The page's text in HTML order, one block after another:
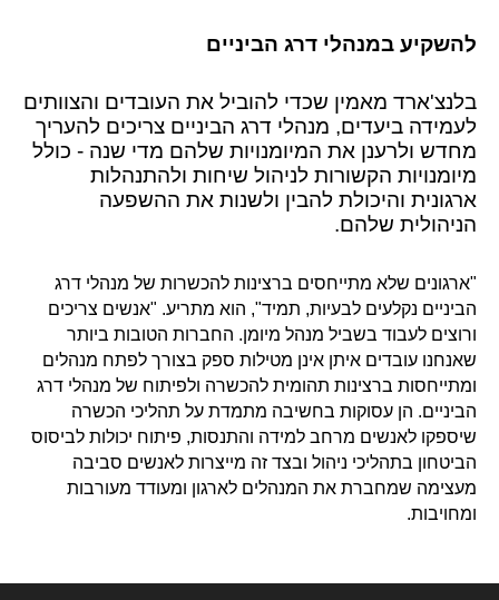
להשקיע במנהלי דרג הביניים
בלנצ'ארד מאמין שכדי להוביל את העובדים והצוותים
לעמידה ביעדים, מנהלי דרג הביניים צריכים להעריך
מחדש ולרענן את המיומנויות שלהם מדי שנה - כולל
מיומנויות הקשורות לניהול שיחות ולהתנהלות
ארגונית והיכולת להבין ולשנות את ההשפעה
הניהולית שלהם.
"ארגונים שלא מתייחסים ברצינות להכשרות של מנהלי דרג
הביניים נקלעים לבעיות, תמיד", הוא מתריע. "אנשים צריכים
ורוצים לעבוד בשביל מנהל מיומן. החברות הטובות ביותר
שאנחנו עובדים איתן אינן מטילות ספק בצורך לפתח מנהלים
ומתייחסות ברצינות תהומית להכשרה ולפיתוח של מנהלי דרג
הביניים. הן עסוקות בחשיבה מתמדת על תהליכי הכשרה
שיספקו לאנשים מרחב למידה והתנסות, פיתוח יכולות לביסוס
הביטחון בתהליכי ניהול ובצד זה מייצרות לאנשים סביבה
מעצימה שמחברת את המנהלים לארגון ומעודד מעורבות
ומחויבות.